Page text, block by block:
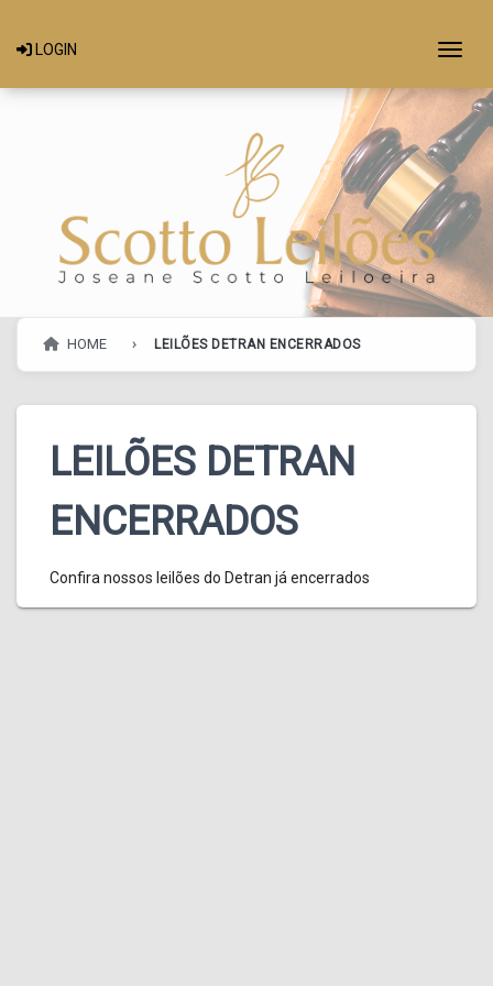
LOGIN
HOME LEILÕES DETRAN ENCERRADOS
LEILÕES DETRAN
ENCERRADOS
Confira nossos leilões do Detran já encerrados